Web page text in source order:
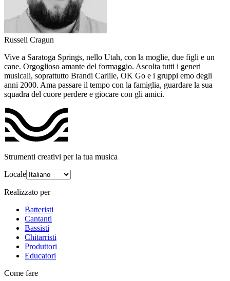
Russell Cragun
Vive a Saratoga Springs, nello Utah, con la moglie, due figli e un
cane. Orgoglioso amante del formaggio. Ascolta tutti i generi
musicali, soprattutto Brandi Carlile, OK Go e i gruppi emo degli
anni 2000. Ama passare il tempo con la famiglia, guardare la sua
squadra del cuore perdere e giocare con gli amici.
Strumenti creativi per la tua musica
Locale
Realizzato per
Batteristi
Cantanti
Bassisti
Chitarristi
Produttori
Educatori
Come fare